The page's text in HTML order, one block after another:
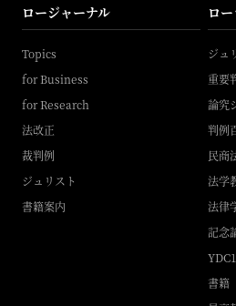
ロージャーナル
Topics
for Business
for Research
法改正
裁判例
ジュリスト
書籍案内
ロ
ジュ
重要
論究
判例
民商
法学
法律
記念
書籍